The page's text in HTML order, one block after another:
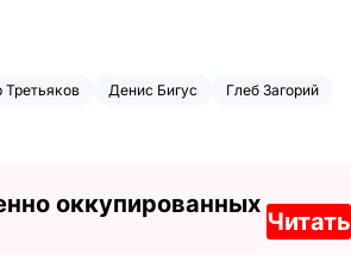
Третьяков Денис Бигус
Глеб Загорий
оккупированных
Читать